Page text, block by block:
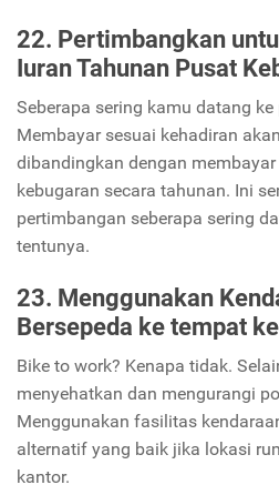
22. Pertimbangkan
Iuran Tahunan Pusat
Seberapa sering kamu datang
Membayar sesuai kehadiran
dibandingkan dengan
kebugaran secara tahunan. Ini
pertimbangan seberapa sering
tentunya.
23. Menggunakan
Bersepeda ke tempat
Bike to work? Kenapa tidak.
menyehatkan dan mengurangi
Menggunakan fasilitas
alternatif yang baik jika lokasi
kantor.